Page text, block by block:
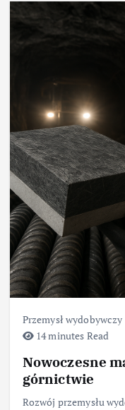
Przemysł wydobywczy
14 minutes Read
Nowoczesne
górnictwie
Rozwój przemysłu